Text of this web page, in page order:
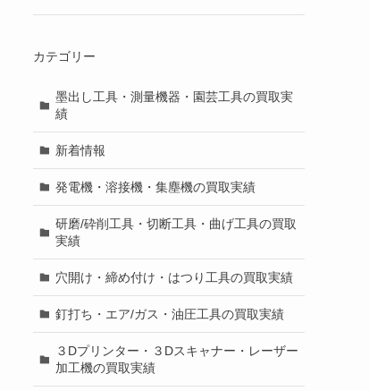
カテゴリー
墨出し工具・測量機器・園芸工具の買取実
績
新着情報
発電機・溶接機・集塵機の買取実績
研磨/砕削工具・切断工具・曲げ工具の買取
実績
穴開け・締め付け・はつり工具の買取実績
釘打ち・エア/ガス・油圧工具の買取実績
３Dプリンター・３Dスキャナー・レーザー
加工機の買取実績